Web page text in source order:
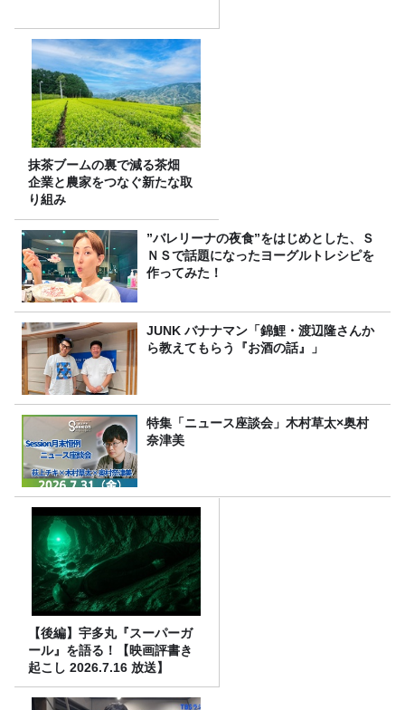
抹茶ブームの裏で減る茶畑
企業と農家をつなぐ新たな取
り組み
”バレリーナの夜食”をはじめとした、Ｓ
ＮＳで話題になったヨーグルトレシピを
作ってみた！
JUNK バナナマン「錦鯉・渡辺隆さんか
ら教えてもらう『お酒の話』」
特集「ニュース座談会」木村草太×奥村
奈津美
【後編】宇多丸『スーパーガ
ール』を語る！【映画評書き
起こし 2026.7.16 放送】